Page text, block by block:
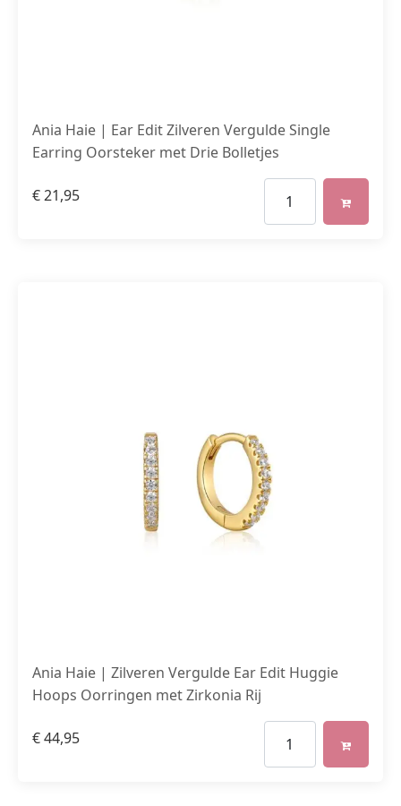
Ania Haie | Ear Edit Zilveren Vergulde Single
Earring Oorsteker met Drie Bolletjes
€21,95
Ania Haie | Zilveren Vergulde Ear Edit Huggie
Hoops Oorringen met Zirkonia Rij
€44,95